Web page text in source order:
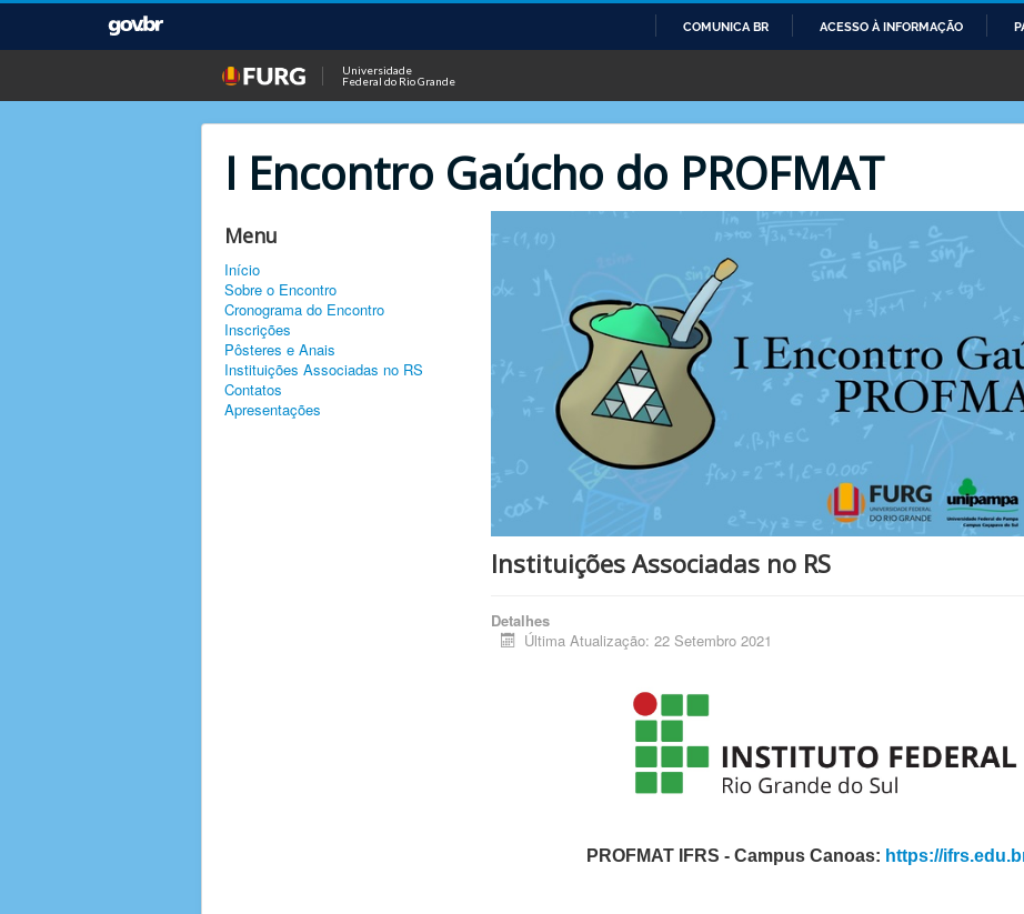
O
CONTEÚDO
COMUNICA BR ACESSO À INFORMAÇÃO
Universidade
Federal do Rio Grande
I Encontro Gaúcho do PROFMAT
Menu
Início
Sobre o Encontro
Cronograma do Encontro
Inscrições
Pôsteres e Anais
Instituições Associadas no RS
Contatos
Apresentações
Instituições Associadas no RS
Detalhes
Última Atualização: 22 Setembro 2021
PROFMAT IFRS - Campus Canoas: https://